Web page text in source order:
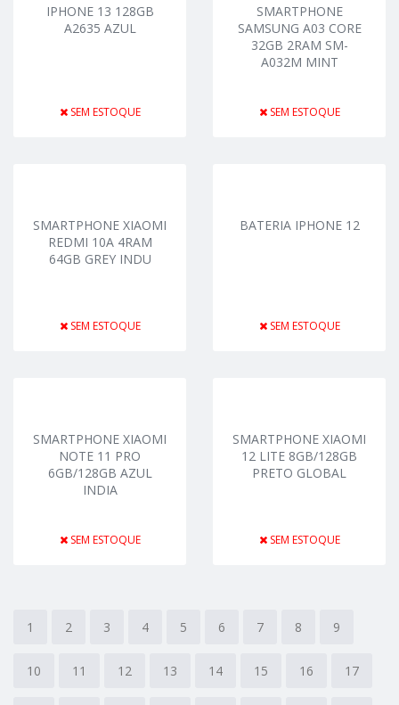
IPHONE 13 128GB
A2635 AZUL
SEM ESTOQUE
SMARTPHONE
SAMSUNG A03 CORE
32GB 2RAM SM-
A032M MINT
SEM ESTOQUE
SMARTPHONE XIAOMI
REDMI 10A 4RAM
64GB GREY INDU
SEM ESTOQUE
BATERIA IPHONE 12
SEM ESTOQUE
SMARTPHONE XIAOMI
NOTE 11 PRO
6GB/128GB AZUL
INDIA
SEM ESTOQUE
SMARTPHONE XIAOMI
12 LITE 8GB/128GB
PRETO GLOBAL
SEM ESTOQUE
1 2 3 4 5 6 7 8 9
10 11 12 13 14 15 16 17